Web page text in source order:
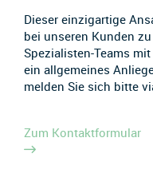
Dieser einzigartige
bei unseren Kunden
Spezialisten-Teams
ein allgemeines
melden Sie sich bitte
Zum Kontaktformular